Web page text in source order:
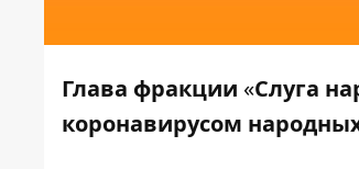
Глава фракции «Слуга
коронавирусом